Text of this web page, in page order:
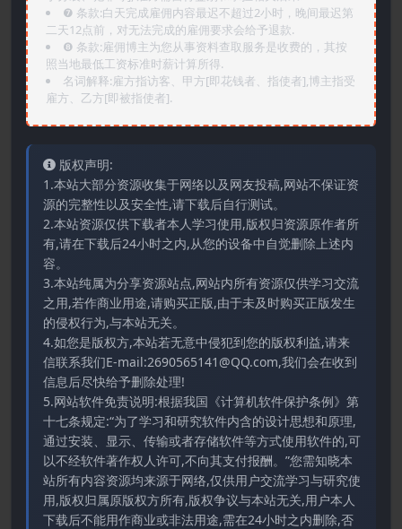
❼ 条款:白天完成雇佣内容最迟不超过2小时，晚间最迟第
二天12点前，对无法完成的雇佣要求会给予退款.
❽ 条款:雇佣博主为您从事资料查取服务是收费的，其按
照当地最低工资标准时薪计算所得.
名词解释:雇方指访客、甲方[即花钱者、指使者],博主指受
雇方、乙方[即被指使者].
版权声明:
1.本站大部分资源收集于网络以及网友投稿,网站不保证资
源的完整性以及安全性,请下载后自行测试。
2.本站资源仅供下载者本人学习使用,版权归资源原作者所
有,请在下载后24小时之内,从您的设备中自觉删除上述内
容。
3.本站纯属为分享资源站点,网站内所有资源仅供学习交流
之用,若作商业用途,请购买正版,由于未及时购买正版发生
的侵权行为,与本站无关。
4.如您是版权方,本站若无意中侵犯到您的版权利益,请来
信联系我们E-mail:2690565141@QQ.com,我们会在收到
信息后尽快给予删除处理!
5.网站软件免责说明:根据我国《计算机软件保护条例》第
十七条规定:“为了学习和研究软件内含的设计思想和原理,
通过安装、显示、传输或者存储软件等方式使用软件的,可
以不经软件著作权人许可,不向其支付报酬。”您需知晓本
站所有内容资源均来源于网络,仅供用户交流学习与研究使
用,版权归属原版权方所有,版权争议与本站无关,用户本人
下载后不能用作商业或非法用途,需在24小时之内删除,否